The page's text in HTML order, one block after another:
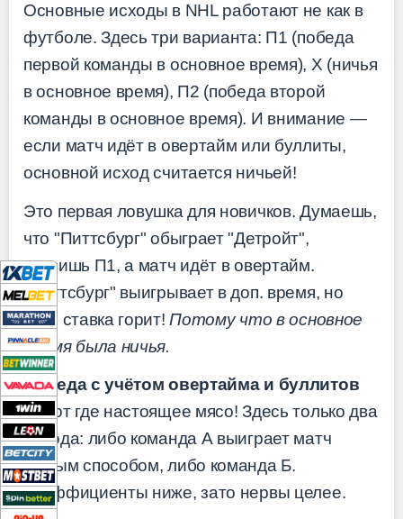
Основные исходы в NHL работают не как в
футболе. Здесь три варианта: П1 (победа
первой команды в основное время), Х (ничья
в основное время), П2 (победа второй
команды в основное время). И внимание —
если матч идёт в овертайм или буллиты,
основной исход считается ничьей!
Это первая ловушка для новичков. Думаешь,
что "Питтсбург" обыграет "Детройт",
ставишь П1, а матч идёт в овертайм.
"Питтсбург" выигрывает в доп. время, но
твоя ставка горит!Потому что в основное
время была ничья.
Победа с учётом овертайма и буллитов
— вот где настоящее мясо! Здесь только два
исхода: либо команда А выиграет матч
любым способом, либо команда Б.
Коэффициенты ниже, зато нервы целее.